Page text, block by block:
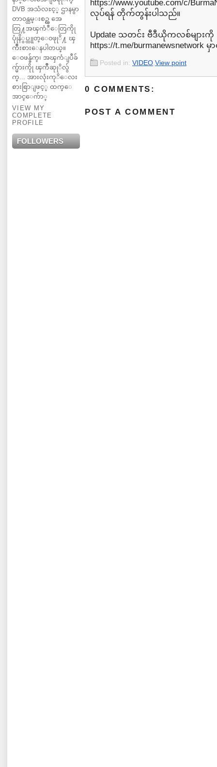
DVB အသံလႊင့္ ဌာနမွာ
တာ၀န္ထမ္းစဥ္က အေ
တြ႔အၾကံဳေတြကိုု
ပုုံနိွပ္ထုုတ္ေ၀ဖုုိ႔ ၾ
ကိဳးစားေနပါတယ္။
ေ၀ဖန္ခ်က္၊ အၾကံျပဳခ်
က္မ်ားကိုု ၾကိဳဆုုိလ်ွ
က္... အားလုံးကုိေလး
စားစြာျဖင့္ ထက္ေ
အာင္ေက်ာ္
VIEW MY
COMPLETE
PROFILE
FOLLOWERS
⁦https://www.youtube.com/c/
လုပ်ရန် တိုက်တွန်းပါသည်။
Update သတင်း ဗီဒီယိုကလစ်များကို
⁦https://t.me/
Posted in: VIDEO View point
0 COMMENTS:
POST A COMMENT